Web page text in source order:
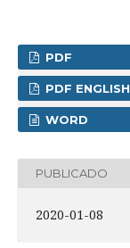
PDF
PDF ENGLISH
WORD
PUBLICADO
2020-01-08